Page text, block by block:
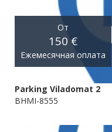
От
150 €
Ежемесячная оплата
Parking Viladomat 2
BHMI-8555